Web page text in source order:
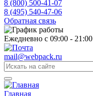
8 (800) 500-41-07
8 (495) 540-47-06
Обратная связь
Ежедневно с 09:00 - 21:00
mail@webpack.ru
Главная